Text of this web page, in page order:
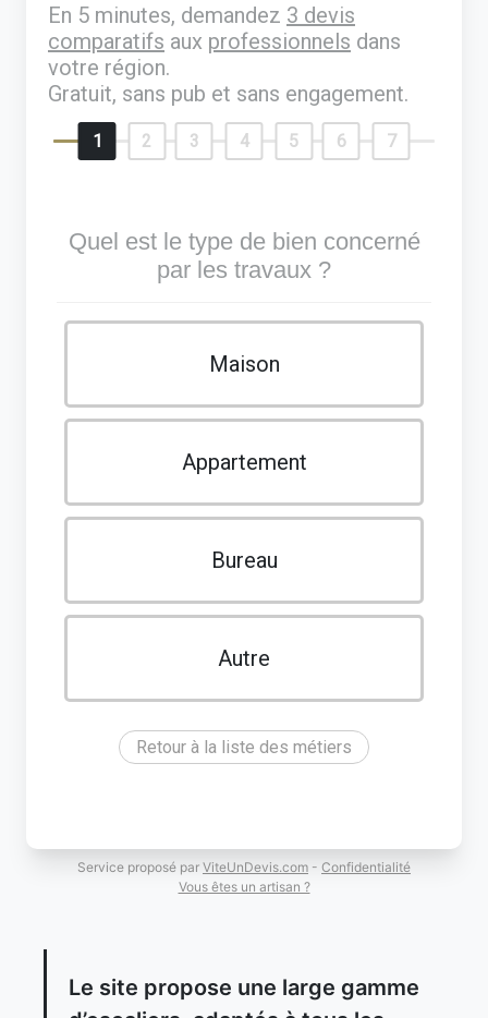
En 5 minutes, demandez 3 devis
comparatifs aux professionnels dans
votre région.
Gratuit, sans pub et sans engagement.
1 2 3 4 5 6 7
Quel est le type de bien concerné
par les travaux ?
Maison
Appartement
Bureau
Autre
Retour à la liste des métiers
Service proposé par ViteUnDevis.com - Confidentialité
Vous êtes un artisan ?
Le site propose une large gamme